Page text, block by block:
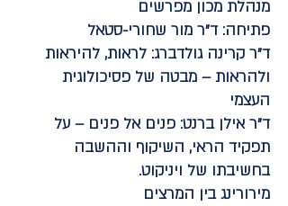
מנהלת מכון מפרשים
פתיחה: ד"ר מור שחורי-סטאל
ד"ר קרינה גולדברג: לראות, להיראות
ולהראות – מבטה של פסיכולוגית
העצמי
ד"ר אילן ברנט: פנים אל פנים – על
תפקיד הראי, השיקוף וההשבה
בחשיבתו של ויניקוט.
מירורינג בין המרצים